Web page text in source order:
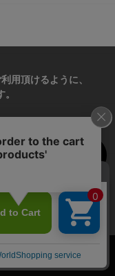
づく表記
用頂けるように、
記録管理する技術のこ
に、お客様のデバイス
サーバーへ送り返さ
、お客様個人を特定す